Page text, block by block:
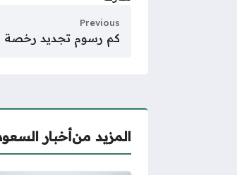
Previous
كم رسوم تجديد رخصة
المزيد منأخبار